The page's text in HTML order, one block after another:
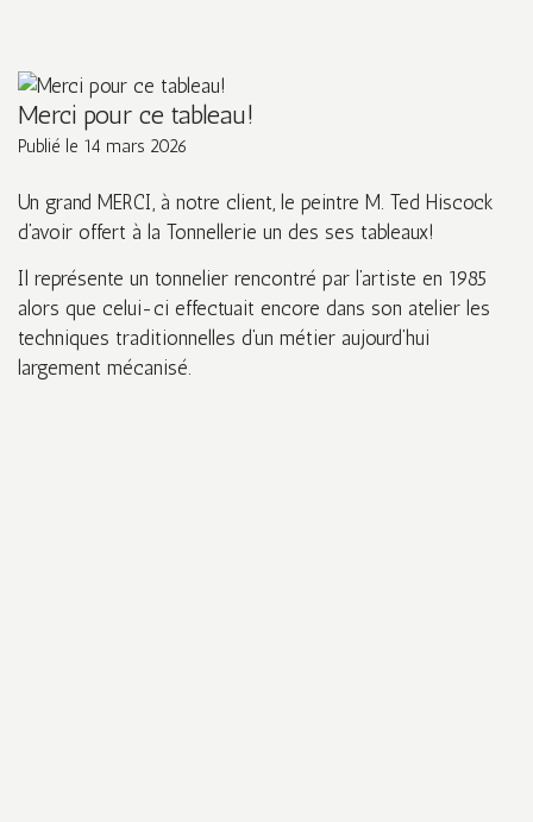
Merci pour ce tableau!
Publié le 14 mars 2026
Un grand MERCI, à notre client, le peintre M. Ted Hiscock
d’avoir offert à la Tonnellerie un des ses tableaux!
Il représente un tonnelier rencontré par l’artiste en 1985
alors que celui-ci effectuait encore dans son atelier les
techniques traditionnelles d’un métier aujourd’hui
largement mécanisé.